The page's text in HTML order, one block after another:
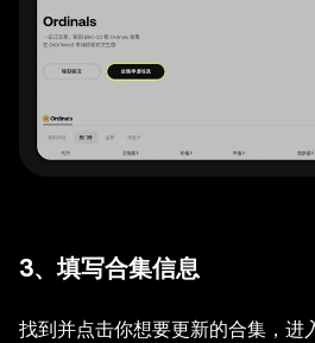
3、填写合集信息
找到并点击你想要更新的合集，进